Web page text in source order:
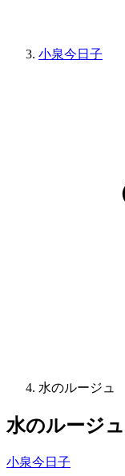
小泉今日子
水のルージュ
水のルージュ
小泉今日子